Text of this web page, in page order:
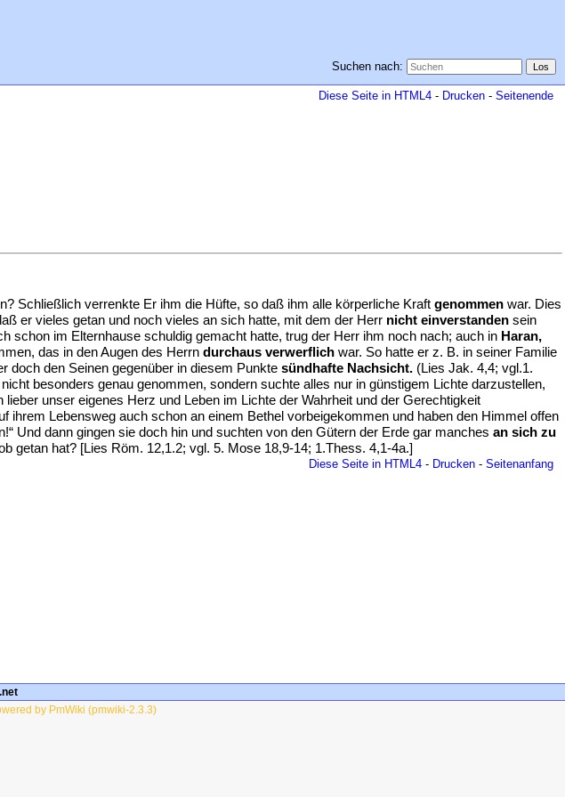
Suchen nach:
Diese Seite in HTML4 - Drucken - Seitenende
Schließlich verrenkte Er ihm die Hüfte, so daß ihm alle körperliche Kraft genommen war. Dies
er vieles getan und noch vieles an sich hatte, mit dem der Herr nicht einverstanden sein
schon im Elternhause schuldig gemacht hatte, trug der Herr ihm noch nach; auch in Haran,
das in den Augen des Herrn durchaus verwerflich war. So hatte er z. B. in seiner Familie
doch den Seinen gegenüber in diesem Punkte sündhafte Nachsicht. (Lies Jak. 4,4; vgl.1.
besonders genau genommen, sondern suchte alles nur in günstigem Lichte darzustellen,
unser eigenes Herz und Leben im Lichte der Wahrheit und der Gerechtigkeit
Lebensweg auch schon an einem Bethel vorbeigekommen und haben den Himmel offen
Und dann gingen sie doch hin und suchten von den Gütern der Erde gar manches an sich zu
getan hat? [Lies Röm. 12,1.2; vgl. 5. Mose 18,9-14; 1.Thess. 4,1-4a.]
Diese Seite in HTML4 - Drucken - Seitenanfang
by PmWiki (pmwiki-2.3.3)